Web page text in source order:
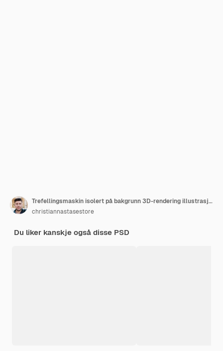
Trefellingsmaskin isolert på bakgrunn 3D-rendering illustrasjon
christiannastasestore
Du liker kanskje også disse PSD